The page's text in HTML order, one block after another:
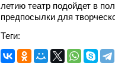
летию театр подойдет в
предпосылки для
Теги: